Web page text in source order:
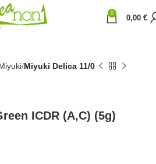
0
0,00 €
Miyuki Delica 11/0
ICDR (A,C) (5g)